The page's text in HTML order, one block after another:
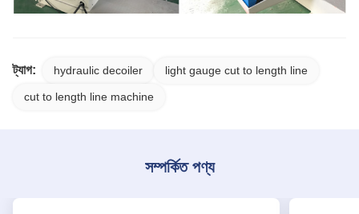
ট্যাগ: hydraulic decoiler light gauge cut to length line
cut to length line machine
সম্পর্কিত পণ্য